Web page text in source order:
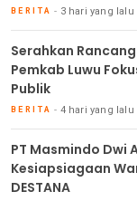
BERITA 3 hari yang lalu
Serahkan
Pemkab Luwu
Publik
BERITA 4 hari yang lalu
PT Masmindo Dwi
Kesiapsiagaan
DESTANA